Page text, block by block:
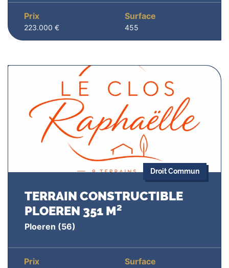
Prix
223.000 €
Surface
455
Droit Commun
TERRAIN CONSTRUCTIBLE
PLOEREN 351 M²
Ploeren (56)
Prix Surface